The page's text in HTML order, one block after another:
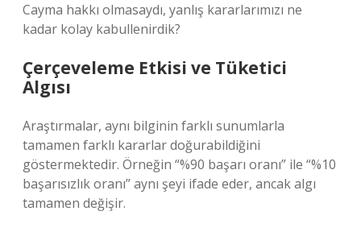
Cayma hakkı olmasaydı, yanlış kararlarımızı ne
kadar kolay kabullenirdik?
Çerçeveleme Etkisi ve Tüketici
Algısı
Araştırmalar, aynı bilginin farklı sunumlarla
tamamen farklı kararlar doğurabildiğini
göstermektedir. Örneğin “%90 başarı oranı” ile “%10
başarısızlık oranı” aynı şeyi ifade eder, ancak algı
tamamen değişir.